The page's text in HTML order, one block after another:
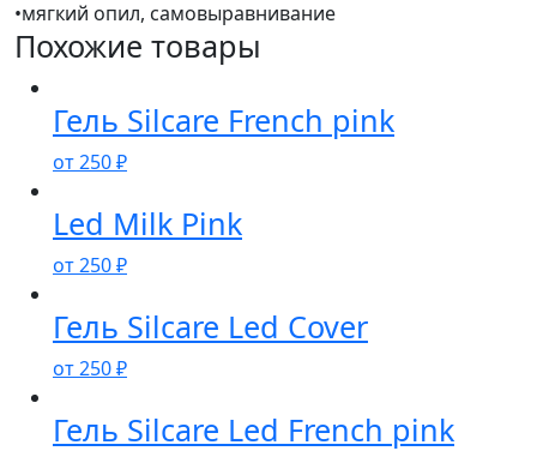
•мягкий опил, самовыравнивание
Похожие товары
Гель Silcare French pink
от250₽
Led Milk Pink
от250₽
Гель Silcare Led Cover
от250₽
Гель Silcare Led French pink